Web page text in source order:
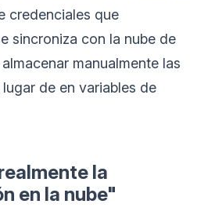
credenciales que
sincroniza con la nube de
manualmente las
de en variables de
la
en la nube"